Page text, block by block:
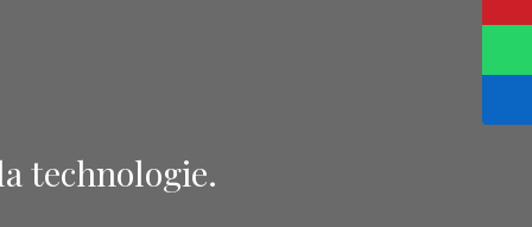
technologie.